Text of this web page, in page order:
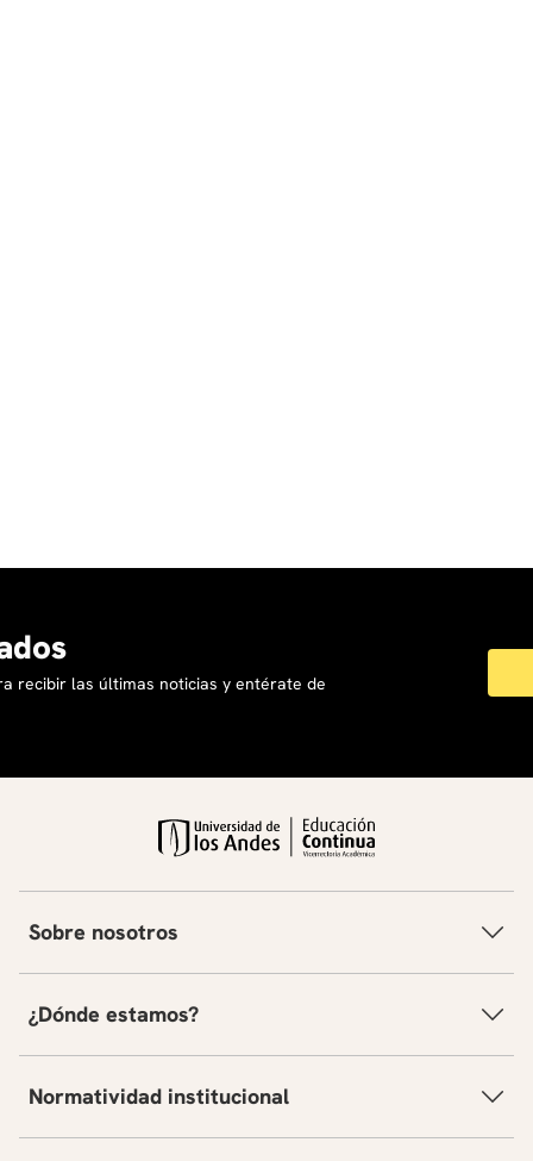
recibir las últimas noticias y entérate de
Sobre nosotros
¿Dónde estamos?
Normatividad institucional